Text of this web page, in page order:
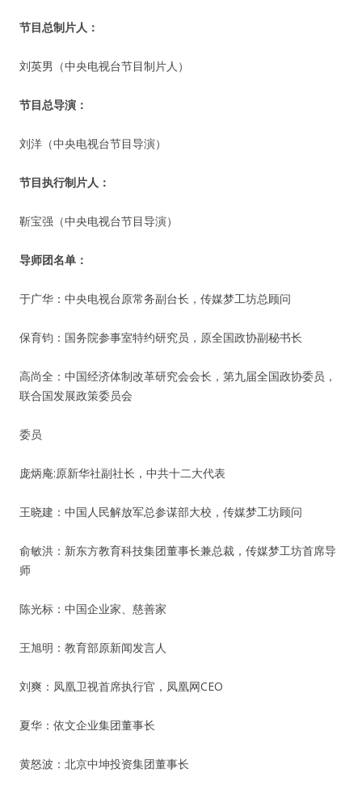
节目总制片人：
刘英男（中央电视台节目制片人）
节目总导演：
刘洋（中央电视台节目导演）
节目执行制片人：
靳宝强（中央电视台节目导演）
导师团名单：
于广华：中央电视台原常务副台长，传媒梦工坊总顾问
保育钧：国务院参事室特约研究员，原全国政协副秘书长
高尚全：中国经济体制改革研究会会长，第九届全国政协委员，
联合国发展政策委员会
委员
庞炳庵:原新华社副社长，中共十二大代表
王晓建：中国人民解放军总参谋部大校，传媒梦工坊顾问
俞敏洪：新东方教育科技集团董事长兼总裁，传媒梦工坊首席导
师
陈光标：中国企业家、慈善家
王旭明：教育部原新闻发言人
刘爽：凤凰卫视首席执行官，凤凰网CEO
夏华：依文企业集团董事长
黄怒波：北京中坤投资集团董事长